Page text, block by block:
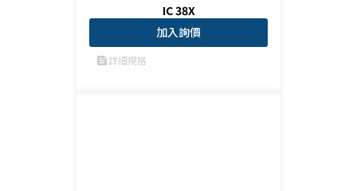
IC 38X
加入詢價
feed詳細規格